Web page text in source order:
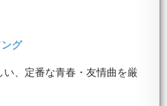
グ
い、定番な青春・友情曲を厳